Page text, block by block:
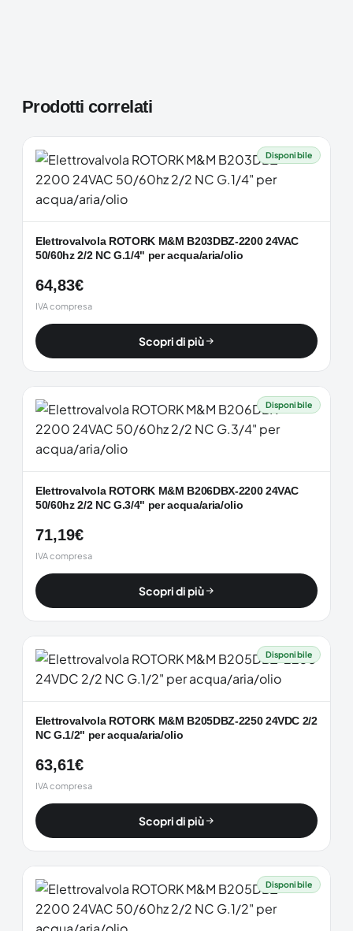
Prodotti correlati
Disponibile
Elettrovalvola ROTORK M&M B203DBZ-2200 24VAC
50/60hz 2/2 NC G.1/4" per acqua/aria/olio
64,83€
IVA compresa
Scopri di più
Disponibile
Elettrovalvola ROTORK M&M B206DBX-2200 24VAC
50/60hz 2/2 NC G.3/4" per acqua/aria/olio
71,19€
IVA compresa
Scopri di più
Disponibile
Elettrovalvola ROTORK M&M B205DBZ-2250 24VDC 2/2
NC G.1/2" per acqua/aria/olio
63,61€
IVA compresa
Scopri di più
Disponibile